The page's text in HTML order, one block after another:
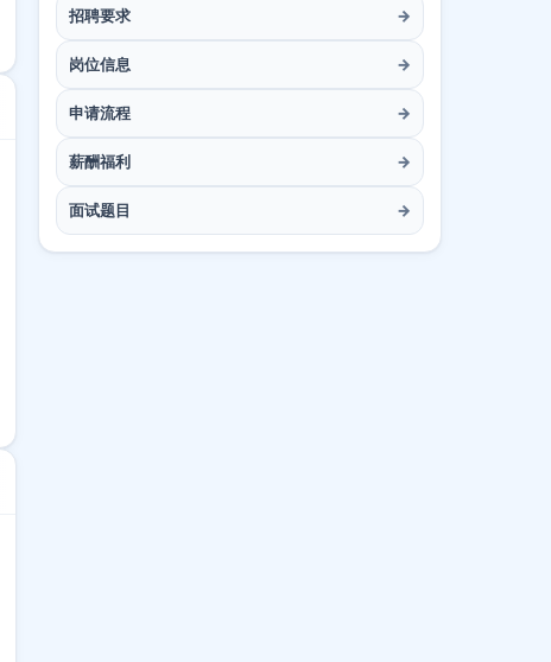
招聘要求 →
岗位信息 →
申请流程 →
薪酬福利 →
面试题目 →